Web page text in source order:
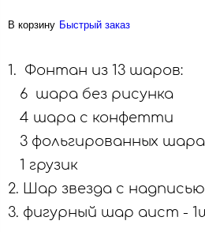
В корзину Быстрый заказ
1. Фонтан из 13 шаров:
6 шара без рисунка
4 шара с конфетти
3 фольгированных шара
1 грузик
2. Шар звезда с
3. фигурный шар аист -